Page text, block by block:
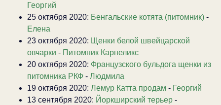
Георгий
25 октября 2020: Бенгальские котята (питомник) -
Елена
23 октября 2020: Щенки белой швейцарской
овчарки - Питомник Карнеликс
20 октября 2020: Французского бульдога щенки из
питомника РКФ - Людмила
19 октября 2020: Лемур Катта продам - Георгий
13 сентября 2020: Йоркширский терьер -